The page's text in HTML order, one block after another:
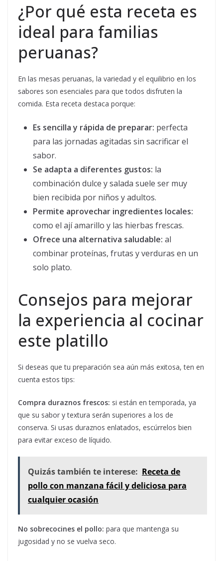
¿Por qué esta receta es
ideal para familias
peruanas?
En las mesas peruanas, la variedad y el equilibrio en los
sabores son esenciales para que todos disfruten la
comida. Esta receta destaca porque:
Es sencilla y rápida de preparar: perfecta
para las jornadas agitadas sin sacrificar el
sabor.
Se adapta a diferentes gustos: la
combinación dulce y salada suele ser muy
bien recibida por niños y adultos.
Permite aprovechar ingredientes locales:
como el ají amarillo y las hierbas frescas.
Ofrece una alternativa saludable: al
combinar proteínas, frutas y verduras en un
solo plato.
Consejos para mejorar
la experiencia al cocinar
este platillo
Si deseas que tu preparación sea aún más exitosa, ten en
cuenta estos tips:
Compra duraznos frescos: si están en temporada, ya
que su sabor y textura serán superiores a los de
conserva. Si usas duraznos enlatados, escúrrelos bien
para evitar exceso de líquido.
Quizás también te interese: Receta de
pollo con manzana fácil y deliciosa para
cualquier ocasión
No sobrecocines el pollo: para que mantenga su
jugosidad y no se vuelva seco.